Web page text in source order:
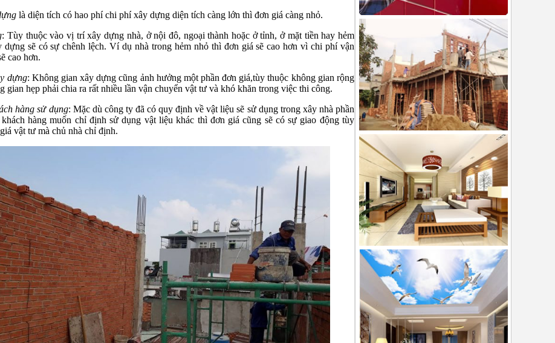
là diện tích có hao phí chi phí xây dựng diện tích càng lớn thì đơn giá càng nhỏ.
: Tùy thuộc vào vị trí xây dựng nhà, ở nội đô, ngoại thành hoặc ở tỉnh, ở mặt tiền hay hẻm
dựng sẽ có sự chênh lệch. Ví dụ nhà trong hẻm nhỏ thì đơn giá sẽ cao hơn vì chi phí vận
cao hơn.
dựng: Không gian xây dựng cũng ảnh hưởng một phần đơn giá,tùy thuộc không gian rộng
gian hẹp phải chia ra rất nhiều lần vận chuyển vật tư và khó khăn trong việc thi công.
hàng sử dụng: Mặc dù công ty đã có quy định về vật liệu sẽ sử dụng trong xây nhà phần
hàng muốn chỉ định sử dụng vật liệu khác thì đơn giá cũng sẽ có sự giao động tùy
vật tư mà chủ nhà chỉ định.